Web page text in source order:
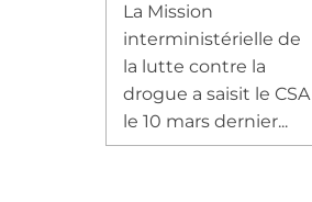
La Mission
interministérielle de
la lutte contre la
drogue a saisit le CSA
le 10 mars dernier...